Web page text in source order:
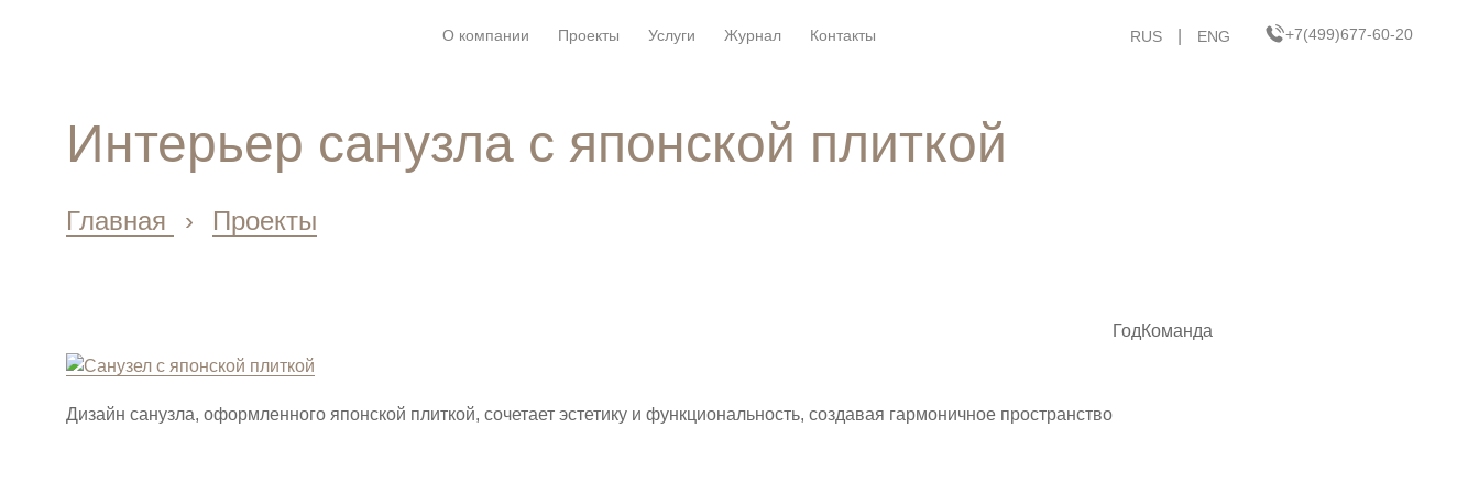
О компании Проекты Услуги Журнал Контакты RUS ENG +7(499)677-60-20
Интерьер санузла с японской плиткой
Главная › Проекты
Дизайн санузла, оформленного японской плиткой, сочетает эстетику и функциональность, создавая гармоничное пространство
ГодКоманда